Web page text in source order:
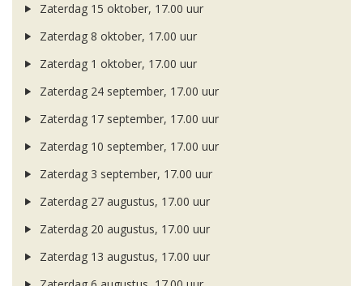
Zaterdag 15 oktober, 17.00 uur
Zaterdag 8 oktober, 17.00 uur
Zaterdag 1 oktober, 17.00 uur
Zaterdag 24 september, 17.00 uur
Zaterdag 17 september, 17.00 uur
Zaterdag 10 september, 17.00 uur
Zaterdag 3 september, 17.00 uur
Zaterdag 27 augustus, 17.00 uur
Zaterdag 20 augustus, 17.00 uur
Zaterdag 13 augustus, 17.00 uur